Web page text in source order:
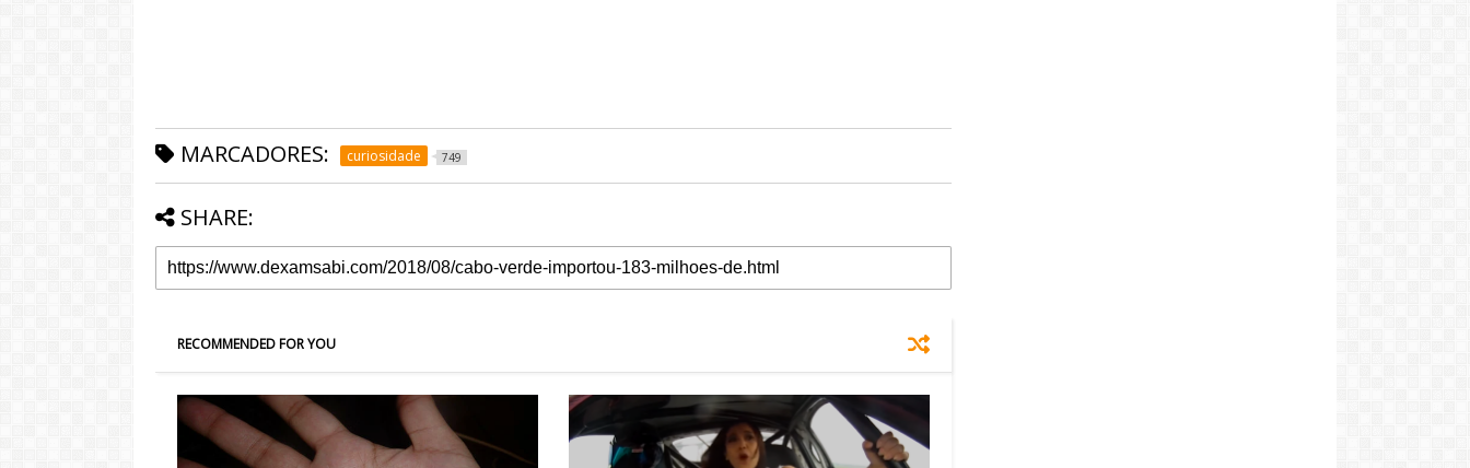
MARCADORES: curiosidade 749
SHARE:
RECOMMENDED FOR YOU